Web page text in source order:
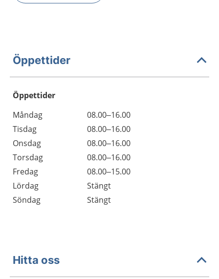
Öppettider
Öppettider
Dag
Öppettider
Kommentarer
Måndag
08.00–16.00
Tisdag
08.00–16.00
Onsdag
08.00–16.00
Torsdag
08.00–16.00
Fredag
08.00–15.00
Lördag
Stängt
Söndag
Stängt
Hitta oss